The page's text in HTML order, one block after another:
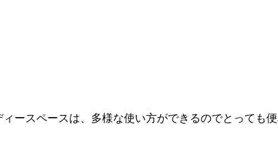
ースペースは、多様な使い方ができるのでとっても